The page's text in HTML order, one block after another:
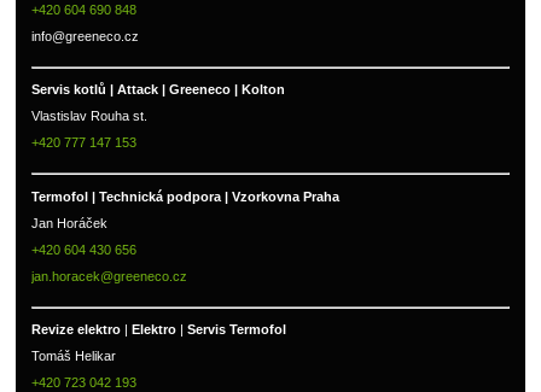
+420 604 690 848
info@greeneco.cz
Servis kotlů | Attack | Greeneco | Kolton
Vlastislav Rouha st.
+420 777 147 153
Termofol | Technická podpora | Vzorkovna Praha
Jan Horáček
+420 604 430 656
jan.horacek@greeneco.cz
Revize elektro Elektro
Servis Termofol
Tomáš Helikar
+420 723 042 193